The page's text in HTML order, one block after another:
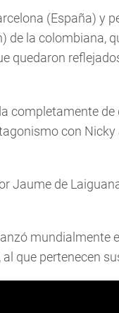
(España) y
de la colombiana,
quedaron
completamente
con Nicky
Jaume de
mundialmente
al que pertenecen